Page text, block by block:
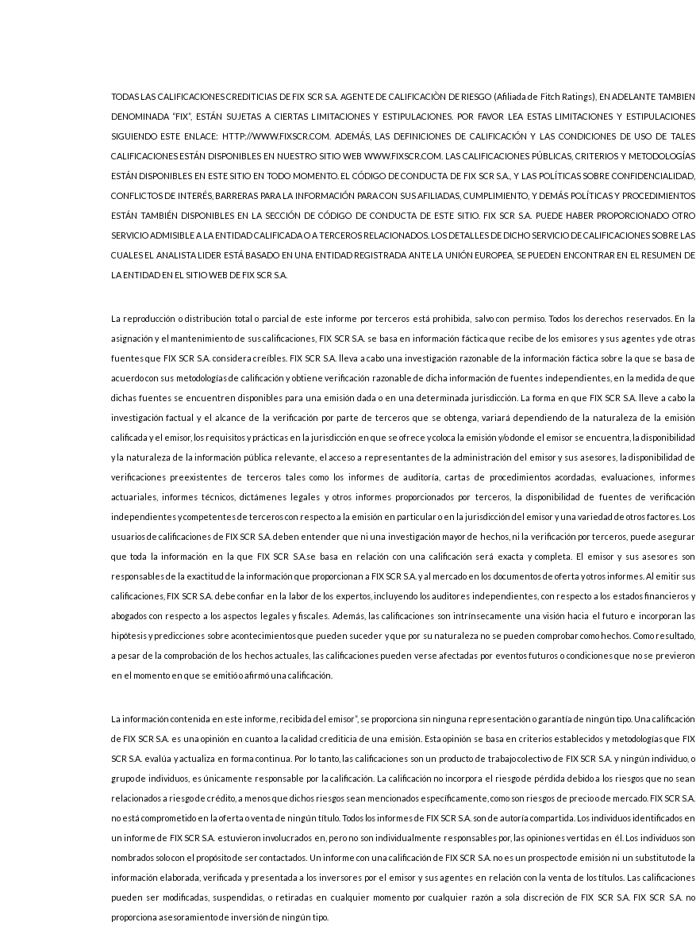
TODAS LAS CALIFICACIONES CREDITICIAS DE FIX SCR S.A. AGENTE DE CALIFICACIÒN DE RIESGO (Afiliada de Fitch Ratings), EN ADELANTE TAMBIEN
DENOMINADA “FIX”, ESTÁN SUJETAS A CIERTAS LIMITACIONES Y ESTIPULACIONES. POR FAVOR LEA ESTAS LIMITACIONES Y ESTIPULACIONES
SIGUIENDO ESTE ENLACE: HTTP://WWW.FIXSCR.COM. ADEMÁS, LAS DEFINICIONES DE CALIFICACIÓN Y LAS CONDICIONES DE USO DE TALES
CALIFICACIONES ESTÁN DISPONIBLES EN NUESTRO SITIO WEB WWW.FIXSCR.COM. LAS CALIFICACIONES PÚBLICAS, CRITERIOS Y METODOLOGÍAS
ESTÁN DISPONIBLES EN ESTE SITIO EN TODO MOMENTO. EL CÓDIGO DE CONDUCTA DE FIX SCR S.A., Y LAS POLÍTICAS SOBRE CONFIDENCIALIDAD,
CONFLICTOS DE INTERÉS, BARRERAS PARA LA INFORMACIÓN PARA CON SUS AFILIADAS, CUMPLIMIENTO, Y DEMÁS POLÍTICAS Y PROCEDIMIENTOS
ESTÁN TAMBIÉN DISPONIBLES EN LA SECCIÓN DE CÓDIGO DE CONDUCTA DE ESTE SITIO. FIX SCR S.A. PUEDE HABER PROPORCIONADO OTRO
SERVICIO ADMISIBLE A LA ENTIDAD CALIFICADA O A TERCEROS RELACIONADOS. LOS DETALLES DE DICHO SERVICIO DE CALIFICACIONES SOBRE LAS
CUALES EL ANALISTA LIDER ESTÁ BASADO EN UNA ENTIDAD REGISTRADA ANTE LA UNIÓN EUROPEA, SE PUEDEN ENCONTRAR EN EL RESUMEN DE
LA ENTIDAD EN EL SITIO WEB DE FIX SCR S.A.
La reproducción o distribución total o parcial de este informe por terceros está prohibida, salvo con permiso. Todos los derechos reservados. En la
asignación y el mantenimiento de sus calificaciones, FIX SCR S.A. se basa en información fáctica que recibe de los emisores y sus agentes y de otras
fuentes que FIX SCR S.A. considera creíbles. FIX SCR S.A. lleva a cabo una investigación razonable de la información fáctica sobre la que se basa de
acuerdo con sus metodologías de calificación y obtiene verificación razonable de dicha información de fuentes independientes, en la medida de que
dichas fuentes se encuentren disponibles para una emisión dada o en una determinada jurisdicción. La forma en que FIX SCR S.A. lleve a cabo la
investigación factual y el alcance de la verificación por parte de terceros que se obtenga, variará dependiendo de la naturaleza de la emisión
calificada y el emisor, los requisitos y prácticas en la jurisdicción en que se ofrece y coloca la emisión y/o donde el emisor se encuentra, la disponibilidad
y la naturaleza de la información pública relevante, el acceso a representantes de la administración del emisor y sus asesores, la disponibilidad de
verificaciones preexistentes de terceros tales como los informes de auditoría, cartas de procedimientos acordadas, evaluaciones, informes
actuariales, informes técnicos, dictámenes legales y otros informes proporcionados por terceros, la disponibilidad de fuentes de verificación
independientes y competentes de terceros con respecto a la emisión en particular o en la jurisdicción del emisor y una variedad de otros factores. Los
usuarios de calificaciones de FIX SCR S.A. deben entender que ni una investigación mayor de hechos, ni la verificación por terceros, puede asegurar
que toda la información en la que FIX SCR S.A.se basa en relación con una calificación será exacta y completa. El emisor y sus asesores son
responsables de la exactitud de la información que proporcionan a FIX SCR S.A. y al mercado en los documentos de oferta y otros informes. Al emitir sus
calificaciones, FIX SCR S.A. debe confiar en la labor de los expertos, incluyendo los auditores independientes, con respecto a los estados financieros y
abogados con respecto a los aspectos legales y fiscales. Además, las calificaciones son intrínsecamente una visión hacia el futuro e incorporan las
hipótesis y predicciones sobre acontecimientos que pueden suceder y que por su naturaleza no se pueden comprobar como hechos. Como resultado,
a pesar de la comprobación de los hechos actuales, las calificaciones pueden verse afectadas por eventos futuros o condiciones que no se previeron
en el momento en que se emitió o afirmó una calificación.
La información contenida en este informe, recibida del emisor”, se proporciona sin ninguna representación o garantía de ningún tipo. Una calificación
de FIX SCR S.A. es una opinión en cuanto a la calidad crediticia de una emisión. Esta opinión se basa en criterios establecidos y metodologías que FIX
SCR S.A. evalúa y actualiza en forma continua. Por lo tanto, las calificaciones son un producto de trabajo colectivo de FIX SCR S.A. y ningún individuo, o
grupo de individuos, es únicamente responsable por la calificación. La calificación no incorpora el riesgo de pérdida debido a los riesgos que no sean
relacionados a riesgo de crédito, a menos que dichos riesgos sean mencionados específicamente, como son riesgos de precio o de mercado. FIX SCR S.A.
no está comprometido en la oferta o venta de ningún título. Todos los informes de FIX SCR S.A. son de autoría compartida. Los individuos identificados en
un informe de FIX SCR S.A. estuvieron involucrados en, pero no son individualmente responsables por, las opiniones vertidas en él. Los individuos son
nombrados solo con el propósito de ser contactados. Un informe con una calificación de FIX SCR S.A. no es un prospecto de emisión ni un substituto de la
información elaborada, verificada y presentada a los inversores por el emisor y sus agentes en relación con la venta de los títulos. Las calificaciones
pueden ser modificadas, suspendidas, o retiradas en cualquier momento por cualquier razón a sola discreción de FIX SCR S.A. FIX SCR S.A. no
proporciona asesoramiento de inversión de ningún tipo.